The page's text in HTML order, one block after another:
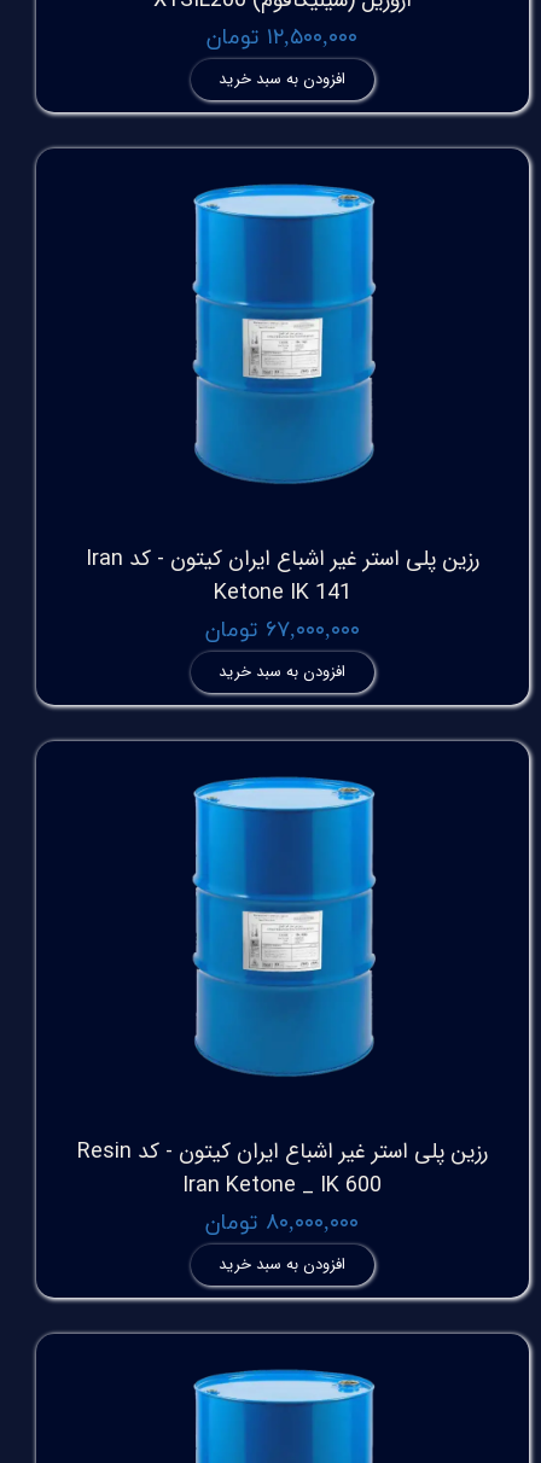
۱۲,۵۰۰,۰۰۰ تومان
افزودن به سبد خرید
رزین پلی استر غیر اشباع ایران کیتون - کد Iran
Ketone IK 141
۶۷,۰۰۰,۰۰۰ تومان
افزودن به سبد خرید
رزین پلی استر غیر اشباع ایران کیتون - کد Resin
Iran Ketone _ IK 600
۸۰,۰۰۰,۰۰۰ تومان
افزودن به سبد خرید